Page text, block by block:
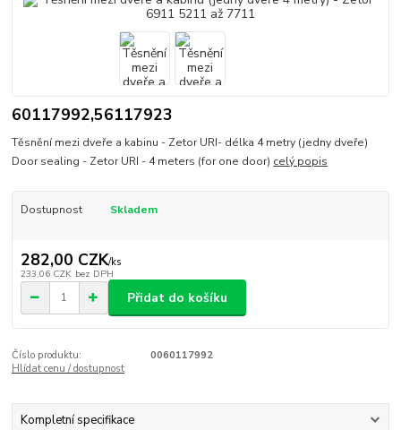
60117992,56117923
Těsnění mezi dveře a kabinu - Zetor URI- délka 4 metry (jedny dveře)
Door sealing - Zetor URI - 4 meters (for one door) celý popis
Dostupnost Skladem
282,00 CZK/ks
233,06 CZK bez DPH
Přidat do košíku
Číslo produktu:
0060117992
Hlídat cenu / dostupnost
Kompletní specifikace